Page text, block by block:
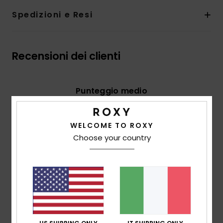
Spedizioni e Resi
Recensioni dei clienti
Punteggio medio
5.0/5
3 recensioni verificate
Il 100% dei nostri clienti consiglia questo prodotto
Comfort
WELCOME TO ROXY
Choose your country